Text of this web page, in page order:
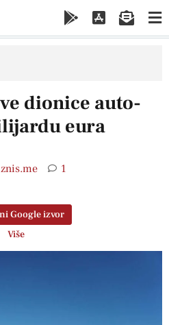
dionice auto-
eura
1
Google izvor
Više